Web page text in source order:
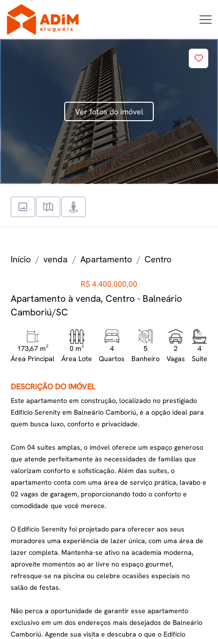
Ver fotos do imóvel
Início venda Apartamento Centro
R$ 4.400.000,00
Apartamento à venda, Centro - Balneário
Camboriú/SC
173,67 m²
Área Principal
0 m²
Área Lote
4
Quartos
5
Banheiro
2
Vagas
4
Suite
DESCRIÇÃO DO IMÓVEL
Este apartamento em construção, localizado no prestigiado
Edifício Serenity em Balneário Camboriú, é a opção ideal para
quem busca luxo, conforto e privacidade.
Com 04 suítes amplas, o imóvel oferece um espaço generoso
que atende perfeitamente às necessidades de famílias que
valorizam conforto e sofisticação. Além das suítes, o
apartamento conta com uma área de serviço prática, lavabo e
02 vagas de garagem, proporcionando todo o conforto e
comodidade que você merece.
O Edifício Serenity foi projetado para oferecer aos seus
moradores uma experiência de lazer única, com uma área de
lazer completa. Mantenha-se ativo na academia moderna,
aproveite momentos ao ar livre no espaço gourmet,
refresque-se na piscina ou celebre ocasiões especiais no
salão de festas.
Não perca a oportunidade de garantir esse apartamento
exclusivo em um dos endereços mais desejados de Balneário
Camboriú. Agende sua visita e descubra o que o Edifício